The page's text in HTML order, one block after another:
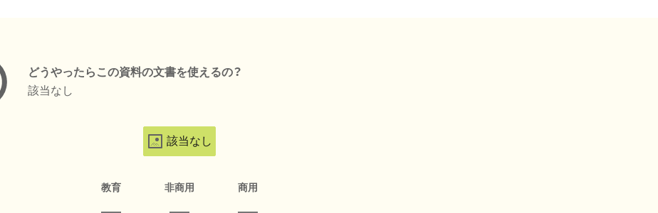
どうやったらこの資料の文書を使えるの？
該当なし
該当なし
教育 非商用 商用